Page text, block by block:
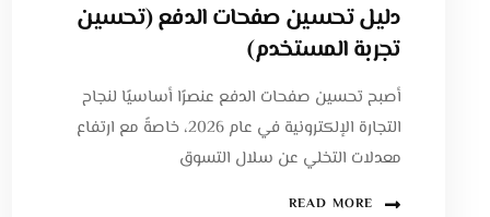
دليل تحسين صفحات الدفع (تحسين
تجربة المستخدم)
أصبح تحسين صفحات الدفع عنصرًا أساسيًا لنجاح
التجارة الإلكترونية في عام 2026، خاصةً مع ارتفاع
معدلات التخلي عن سلال التسوق
READ MORE